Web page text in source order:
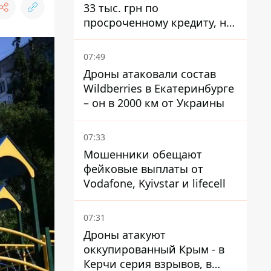
33 тыс. грн по
просроченному кредиту, но
суд взыскал с должницы
только 22 тыс. грн
07:49
Дроны атаковали состав
Wildberries в Екатеринбурге
– он в 2000 км от Украины
07:33
Мошенники обещают
фейковые выплаты от
Vodafone, Kyivstar и lifecell
07:31
Дроны атакуют
оккупированный Крым - в
Керчи серия взрывов, в